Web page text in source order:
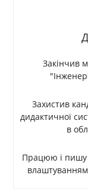
Закінчив
Захистив
дидактичної
в
Працюю і пишу